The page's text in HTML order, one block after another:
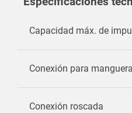
Capacidad máx. de
Conexión para manguera
Conexión roscada